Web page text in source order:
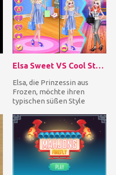
Elsa Sweet VS Cool Style
Elsa, die Prinzessin aus
Frozen, möchte ihren
typischen süßen Style
dab...